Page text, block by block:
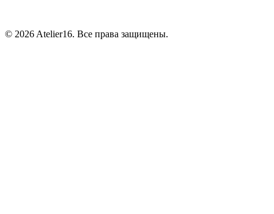
© 2026 Atelier16. Все права защищены.